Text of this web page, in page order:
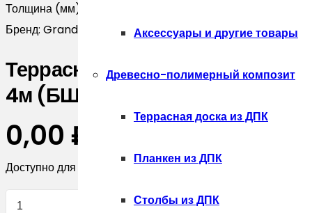
Аксессуары и другие товары
Древесно-полимерный композит
Террасная доска из ДПК
Планкен из ДПК
Столбы из ДПК
Толщина (мм):
Бренд: Grand Line
Террасная доска ДПК Grand
4м (БШТ)
0,00 ₽
Доступно для предзаказа
Количество